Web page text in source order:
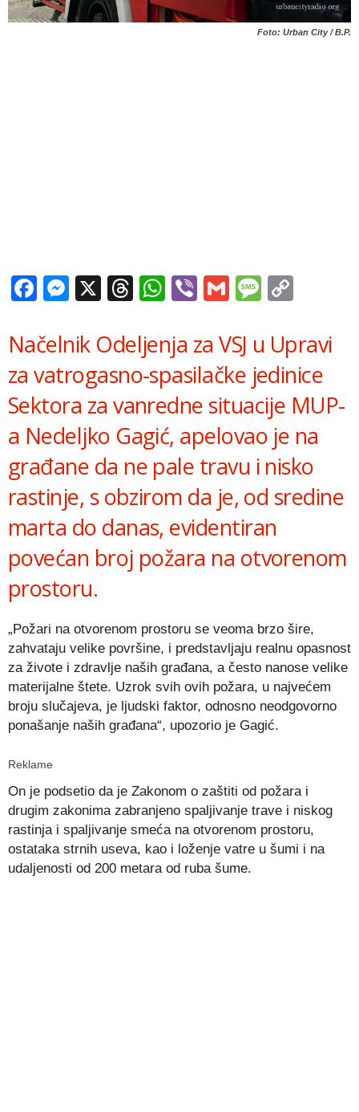
Foto: Urban City / B.P.
Facebook
Messenger
X Threads
WhatsApp
ViberGmail
Načelnik Odeljenja za VSJ u Upravi
za vatrogasno-spasilačke jedinice
Sektora za vanredne situacije MUP-
a Nedeljko Gagić, apelovao je na
građane da ne pale travu i nisko
rastinje, s obzirom da je, od sredine
marta do danas, evidentiran
povećan broj požara na otvorenom
prostoru.
„Požari na otvorenom prostoru se veoma brzo šire,
zahvataju velike površine, i predstavljaju realnu opasnost
za živote i zdravlje naših građana, a često nanose velike
materijalne štete. Uzrok svih ovih požara, u najvećem
broju slučajeva, je ljudski faktor, odnosno neodgovorno
ponašanje naših građana“, upozorio je Gagić.
Reklame
On je podsetio da je Zakonom o zaštiti od požara i
drugim zakonima zabranjeno spaljivanje trave i niskog
rastinja i spaljivanje smeća na otvorenom prostoru,
ostataka strnih useva, kao i loženje vatre u šumi i na
udaljenosti od 200 metara od ruba šume.